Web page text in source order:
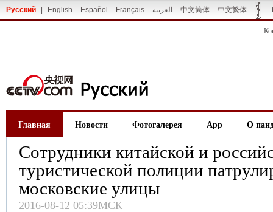
Русский English Español Français العربية 中文简体 中文繁体
Главная Новости Фотогалерея App О
Сотрудники китайской и
туристической полиции
московские улицы
2016-08-12 05:39МСК